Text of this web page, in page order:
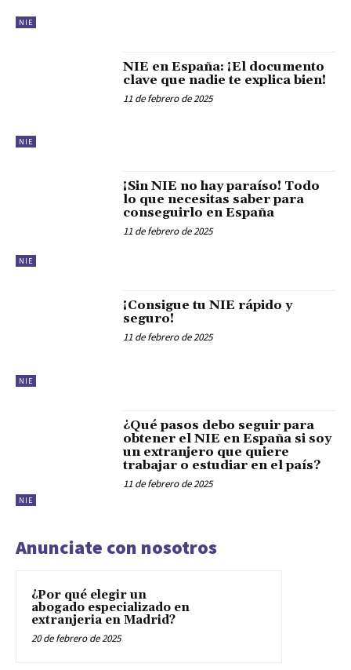
NIE
NIE
NIE en España: ¡El documento
clave que nadie te explica bien!
11 de febrero de 2025
NIE
¡Sin NIE no hay paraíso! Todo
lo que necesitas saber para
conseguirlo en España
11 de febrero de 2025
NIE
¡Consigue tu NIE rápido y
seguro!
11 de febrero de 2025
NIE
¿Qué pasos debo seguir para
obtener el NIE en España si soy
un extranjero que quiere
trabajar o estudiar en el país?
11 de febrero de 2025
Anunciate con nosotros
¿Por qué elegir un
abogado especializado en
extranjeria en Madrid?
20 de febrero de 2025